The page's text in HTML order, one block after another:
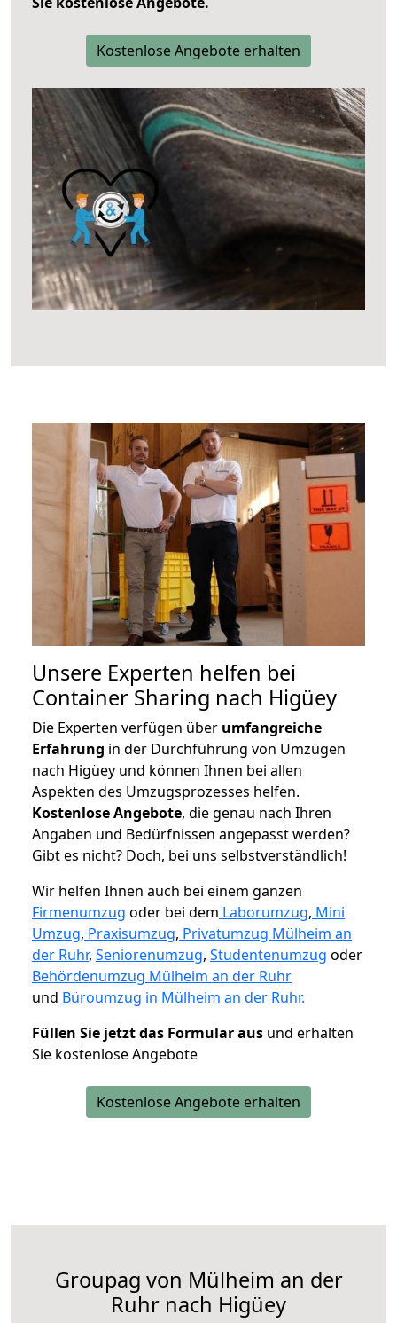
Kostenlose Angebote erhalten
Unsere Experten helfen bei
Container Sharing nach Higüey
Die Experten verfügen über umfangreiche
Erfahrung in der Durchführung von Umzügen
nach Higüey und können Ihnen bei allen
Aspekten des Umzugsprozesses helfen.
Kostenlose Angebote, die genau nach Ihren
Angaben und Bedürfnissen angepasst werden?
Gibt es nicht? Doch, bei uns selbstverständlich!
Wir helfen Ihnen auch bei einem ganzen
Firmenumzug oder bei dem Laborumzug, Mini
Umzug, Praxisumzug, Privatumzug Mülheim an
der Ruhr, Seniorenumzug, Studentenumzug oder
Behördenumzug Mülheim an der Ruhr
und Büroumzug in Mülheim an der Ruhr.
Füllen Sie jetzt das Formular aus und erhalten
Sie kostenlose Angebote
Kostenlose Angebote erhalten
Groupag von Mülheim an der
Ruhr nach Higüey